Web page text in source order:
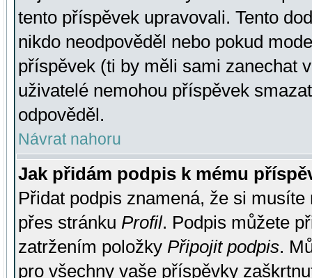
tento příspěvek upravovali. Tento
nikdo neodpověděl nebo pokud
příspěvek (ti by měli sami zanechat
uživatelé nemohou příspěvek
odpověděl.
Návrat nahoru
Jak přidám podpis k mému
Přidat podpis znamená, že si
přes stránku Profil. Podpis můžete
zatržením položky Připojit podpis.
pro všechny vaše příspěvky